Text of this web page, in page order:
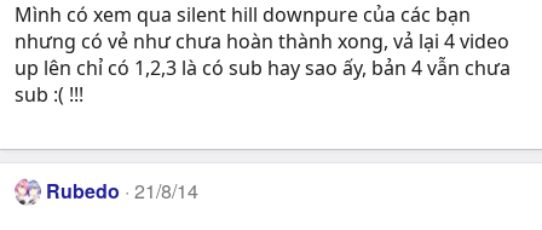
Mình có xem qua silent hill downpure của các bạn
nhưng có vẻ như chưa hoàn thành xong, vả lại 4 video
up lên chỉ có 1,2,3 là có sub hay sao ấy, bản 4 vẫn chưa
sub :( !!!
Rubedo 21/8/14